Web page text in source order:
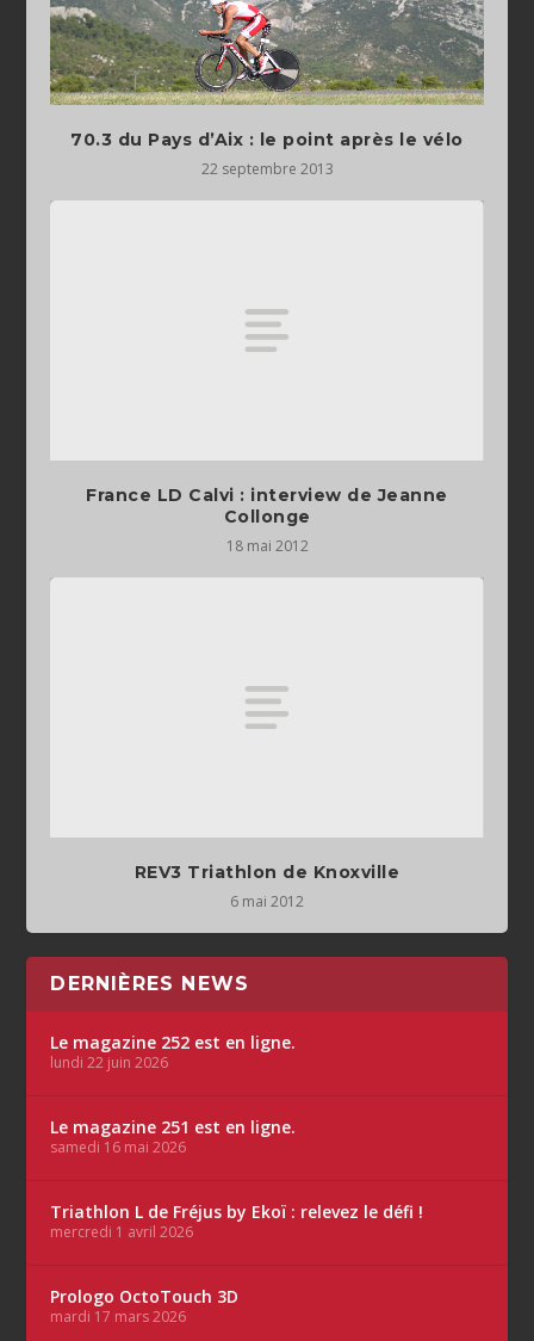
70.3 du Pays d’Aix : le point après le vélo
22 septembre 2013
France LD Calvi : interview de Jeanne
Collonge
18 mai 2012
REV3 Triathlon de Knoxville
6 mai 2012
DERNIÈRES NEWS
Le magazine 252 est en ligne.
lundi 22 juin 2026
Le magazine 251 est en ligne.
samedi 16 mai 2026
Triathlon L de Fréjus by Ekoï : relevez le défi !
mercredi 1 avril 2026
Prologo OctoTouch 3D
mardi 17 mars 2026